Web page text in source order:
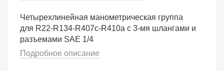
Четырехлинейная манометрическая группа
для R22-R134-R407c-R410a c 3-мя шлангами и
разъемами SAE 1/4
Подробное описание